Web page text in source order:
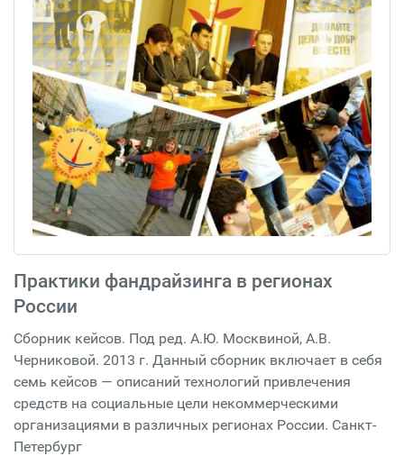
Практики фандрайзинга в регионах
России
Сборник кейсов. Под ред. А.Ю. Москвиной, А.В.
Черниковой. 2013 г. Данный сборник включает в себя
семь кейсов — описаний технологий привлечения
средств на социальные цели некоммерческими
организациями в различных регионах России. Санкт-
Петербург